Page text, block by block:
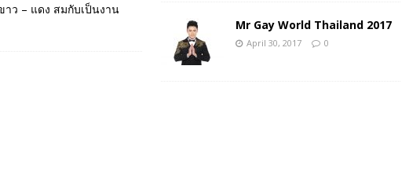
ว – แดง สมกับเป็นงาน
Mr Gay World Thailand 2017
April 30, 2017 0